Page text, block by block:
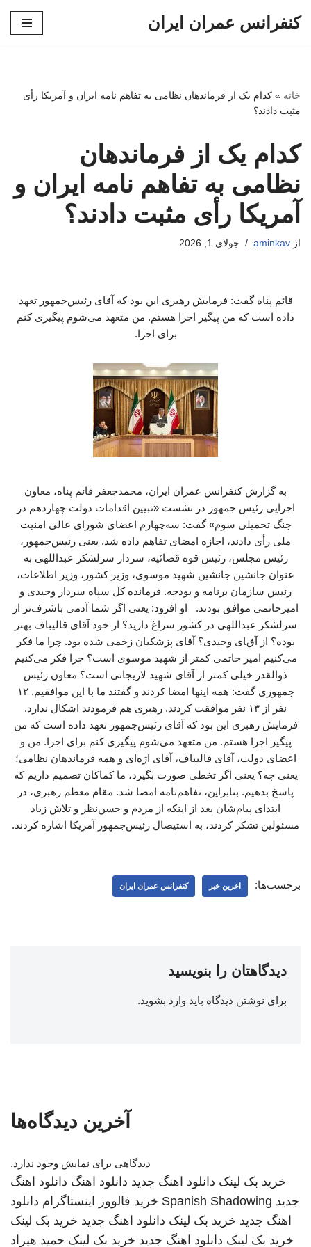
کنفرانس عمران ایران
خانه » کدام یک از فرماندهان نظامی به تفاهم نامه ایران و آمریکا رأی
مثبت دادند؟
کدام یک از فرماندهان
نظامی به تفاهم نامه ایران و
آمریکا رأی مثبت دادند؟
از aminkav جولای 1, 2026
قائم پناه گفت: فرمایش رهبری این بود که آقای رئیس‌جمهور تعهد
داده است که من پیگیر اجرا هستم. من متعهد می‌شوم پیگیری کنم
برای اجرا.
به گزارش کنفرانس عمران ایران، محمدجعفر قائم پناه، معاون
اجرایی رئیس جمهور در نشست «تبیین اقدامات دولت چهاردهم در
جنگ تحمیلی سوم» گفت: سه‌چهارم اعضای شورای عالی امنیت
ملی رأی دادند، اجازه امضای تفاهم داده شد. یعنی رئیس‌جمهور،
رئیس مجلس، رئیس قوه قضائیه، سردار سرلشکر عبداللهی به
عنوان جانشین جانشین شهید موسوی، وزیر کشور، وزیر اطلاعات،
رئیس سازمان برنامه و بودجه. فرمانده کل سپاه سردار وحیدی و
امیرحاتمی موافق بودند. او افزود: یعنی اگر شما آدمی باشرف‌تر از
سرلشکر عبداللهی در کشور سراغ دارید؟ از خود آقای قالیباف بهتر
بوده؟ از آقای وحیدی؟ آقای پزشکیان زخمی شده بود. چرا ما فکر
می‌کنیم امیر حاتمی کمتر از شهید موسوی است؟ چرا فکر می‌کنیم
ذوالقدر خیلی کمتر از آقای شهید لاریجانی است؟ معاون رئیس
جمهوری گفت: همه اینها امضا کردند و گفتند ما با این موافقیم. ۱۲
نفر از ۱۳ نفر موافقت کردند. رهبری هم فرمودند اشکال ندارد.
فرمایش رهبری این بود که آقای رئیس‌جمهور تعهد داده است که من
پیگیر اجرا هستم. من متعهد می‌شوم پیگیری کنم برای اجرا. من و
اعضای دولت، آقای قالیباف، آقای اژه‌ای و همه فرماندهان نظامی؛
یعنی چه؟ یعنی اگر تخطی صورت بگیرد، ما کماکان تصمیم داریم که
پاسخ بدهیم. بنابراین، تفاهم‌نامه امضا شد. مقام معظم رهبری، در
ابتدای پیام‌شان بعد از اینکه از مردم و حسن‌نظر و تلاش زیاد
مسئولین تشکر کردند، به استیصال رئیس‌جمهور آمریکا اشاره کردند.
برچسب‌ها: اخرین خبر کنفرانس عمران ایران
دیدگاهتان را بنویسید
برای نوشتن دیدگاه باید وارد بشوید.
آخرین دیدگاه‌ها
دیدگاهی برای نمایش وجود ندارد.
خرید بک لینک دانلود اهنگ جدید دانلود اهنگ دانلود اهنگ
جدید Spanish Shadowing خرید فالوور اینستاگرام دانلود
اهنگ جدید خرید بک لینک دانلود اهنگ جدید خرید بک لینک
خرید بک لینک دانلود اهنگ جدید خرید بک لینک حمید هیراد